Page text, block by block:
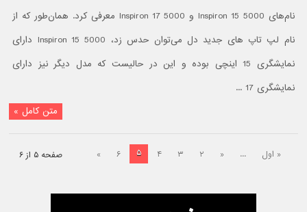
نام‌های Inspiron 15 5000 و Inspiron 17 5000 معرفی کرد. همان‌طور که از
نام لپ‌ تاپ‌ های جدید دل می‌توان حدس زد، Inspiron 15 5000 دارای
نمایشگری 15 اینچی بوده و این در حالیست که مدل دیگر نیز دارای
نمایشگری 17 ...
متن کامل »
صفحه ۵ از ۶ « اول ...
« ۲ ۳ ۴ ۵ ۶ »